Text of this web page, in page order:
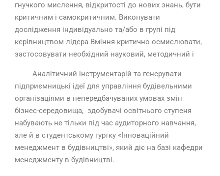
гнучкого мислення, відкритості до нових знань, бути
критичним і самокритичним. Виконувати
дослідження індивідуально та/або в групі під
керівництвом лідера Вміння критично осмислювати,
застосовувати необхідний науковий, методичний і
Аналітичний інструментарій та генерувати
підприємницькі ідеї для управління будівельними
організаціями в непередбачуваних умовах змін
бізнес-середовища, здобувачі освітнього ступеня
набувають не тільки під час аудиторного навчання,
але й в студентському гуртку «Інноваційний
менеджмент в будівництві», який діє на базі кафедри
менеджменту в будівництві.